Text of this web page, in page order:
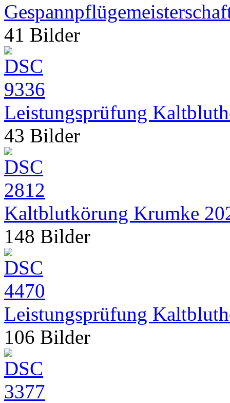
41 Bilder
Leistungsprüfung
43 Bilder
Kaltblutkörung Krumke
148 Bilder
Leistungsprüfung
106 Bilder